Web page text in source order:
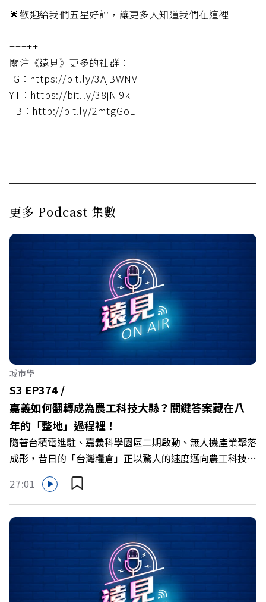
🌟歡迎給我們五星好評，讓更多人知道我們在這裡
+++++
關注《遠見》更多的社群：
IG：https://bit.ly/3AjBWNV
YT：https://bit.ly/38jNi9k
FB：http://bit.ly/2mtgGoE
更多 Podcast 集數
城市學
S3 EP374 /
嘉義如何翻轉成為農工科技大縣？關鍵答案藏在八
年的「整地」過程裡！
隨著台積電進駐、嘉義科學園區二期啟動、無人機產業聚落
成形，昔日的「台灣糧倉」正以驚人的速度邁向農工科技大
縣。在智慧農業、精品農產與「嘉義優鮮」品牌同步升級的
推動下，嘉義縣政府成功打破過往傳統農業縣的侷限，讓返
鄉子弟不僅能「回得來、留得下、活得好」，更為地方累積
迎向黃金十年的發展動能。 本集《遠見ON AIR》邀請嘉義
縣長翁章梁、立法委員蔡易餘、財信傳媒集團董事長謝金
河、紙風車劇團創辦人李永豐、以及嘉義縣人力發展所所長
許喻理。帶你深入剖析《嘉義被看見了》書中收錄的八年轉
型故事，讀懂這段洗天換地的歷程，並共同看見下一個黃金
27:01